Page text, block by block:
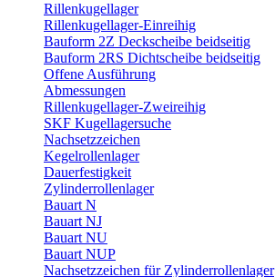
Rillenkugellager
Rillenkugellager-Einreihig
Bauform 2Z Deckscheibe beidseitig
Bauform 2RS Dichtscheibe beidseitig
Offene Ausführung
Abmessungen
Rillenkugellager-Zweireihig
SKF Kugellagersuche
Nachsetzzeichen
Kegelrollenlager
Dauerfestigkeit
Zylinderrollenlager
Bauart N
Bauart NJ
Bauart NU
Bauart NUP
Nachsetzzeichen für Zylinderrollenlager